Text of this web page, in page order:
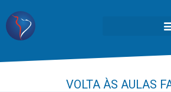
VOLTA ÀS AULAS